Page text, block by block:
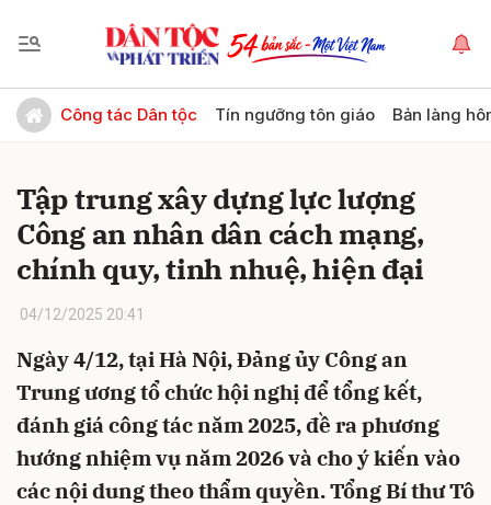
Công tác Dân tộc Tín ngưỡng tôn giáo Bản làng
Tập trung xây dựng lực lượng
Công an nhân dân cách mạng,
chính quy, tinh nhuệ, hiện đại
04/12/2025 20:41
Ngày 4/12, tại Hà Nội, Đảng ủy Công an
Trung ương tổ chức hội nghị để tổng kết,
đánh giá công tác năm 2025, đề ra phương
hướng nhiệm vụ năm 2026 và cho ý kiến vào
các nội dung theo thẩm quyền. Tổng Bí thư Tô
Gửi bình luận